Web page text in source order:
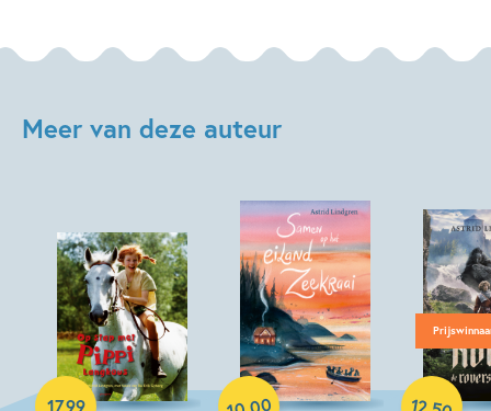
Meer van deze auteur
Hardcover
00
Paperback
12,
Paperback